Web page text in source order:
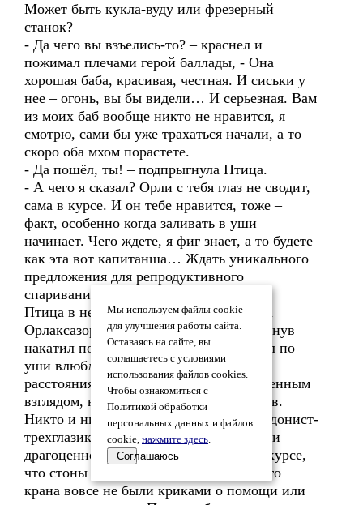
Может быть кукла-вуду или фрезерный
станок?
- Да чего вы взъелись-то? – краснел и
пожимал плечами герой баллады, - Она
хорошая баба, красивая, честная. И сиськи у
нее – огонь, вы бы видели… И серьезная. Вам
из моих баб вообще никто не нравится, я
смотрю, сами бы уже трахаться начали, а то
скоро оба мхом порастете.
- Да пошёл, ты! – подпрыгнула Птица.
- А чего я сказал? Орли с тебя глаз не сводит,
сама в курсе. И он тебе нравится, тоже –
факт, особенно когда заливать в уши
начинает. Чего ждете, я фиг знает, а то будете
как эта вот капитанша… Ждать уникального
предложения для репродуктивного
спаривания, ё моё…
Птица в немом крике распахнула рот, а
Орлаксазор грустно вздохнул и не дрогнув
накатил полста водяры. То, что маг был по
уши влюблен в гарпию было видно и с
расстояния двух километров невооруженным
взглядом, но в одном Акула был не прав.
Никто и никогда не поверил бы, что гедонист-
трехглазик и гарпия когда-нибудь теряли
драгоценное время. Лично я уж был в курсе,
что стоны Птицы из кабинки башенного
крана вовсе не были криками о помощи или
Мы используем файлы cookie
для улучшения работы сайта.
Оставаясь на сайте, вы
соглашаетесь с условиями
использования файлов cookies.
Чтобы ознакомиться с
Политикой обработки
персональных данных и файлов
cookie, нажмите здесь.
Соглашаюсь